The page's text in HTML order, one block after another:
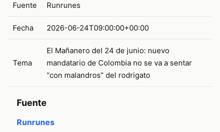
Fuente Runrunes
Fecha 2026-06-24T09:00:00+00:00
Tema
El Mañanero del 24 de junio: nuevo
mandatario de Colombia no se va a sentar
“con malandros” del rodrigato
Fuente
Runrunes